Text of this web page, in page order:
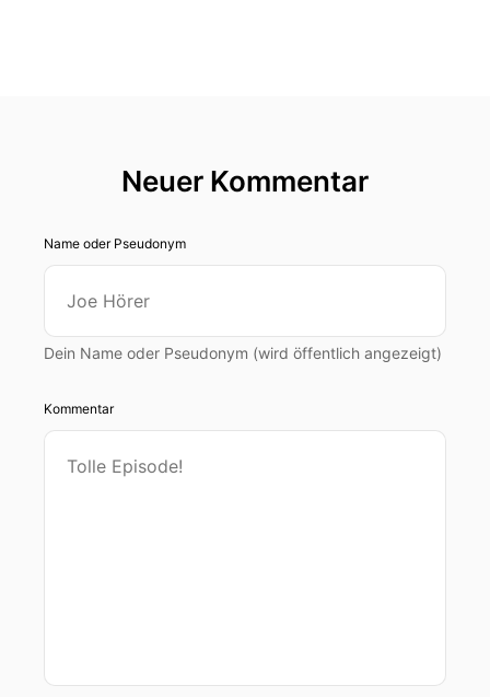
Neuer Kommentar
Name oder Pseudonym
Dein Name oder Pseudonym (wird öffentlich angezeigt)
Kommentar